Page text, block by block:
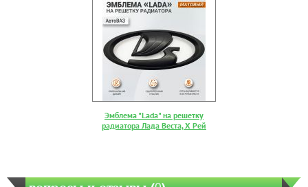
Эмблема "Lada" на решетку
радиатора Лада Веста, Х Рей